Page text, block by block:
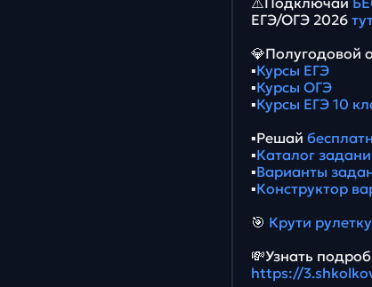
ЕГЭ/ОГЭ 2026
💎Полугодовой
▪️Курсы ЕГЭ
▪️Курсы ОГЭ
▪️Курсы ЕГЭ 10
▪️Решай
▪️Каталог
▪️Варианты
▪️Конструктор
🎯 Крути рулетку
💸Узнать
https://